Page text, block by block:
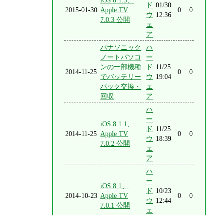
2015-01-30 Apple TV
7.0.3 公開
ド
ウ
ェ
ア
01/30
12:36
0 0
2014-11-25
パナソニック
ノートパソコ
ンの一部機種
でバッテリー
パック交換・
回収
ハ
ー
ド
ウ
ェ
ア
11/25
19:04
0 0
2014-11-25
iOS 8.1.1、
Apple TV
7.0.2 公開
ハ
ー
ド
ウ
ェ
ア
11/25
18:39
0 0
2014-10-23
iOS 8.1、
Apple TV
7.0.1 公開
ハ
ー
ド
ウ
ェ
10/23
12:44
0 0